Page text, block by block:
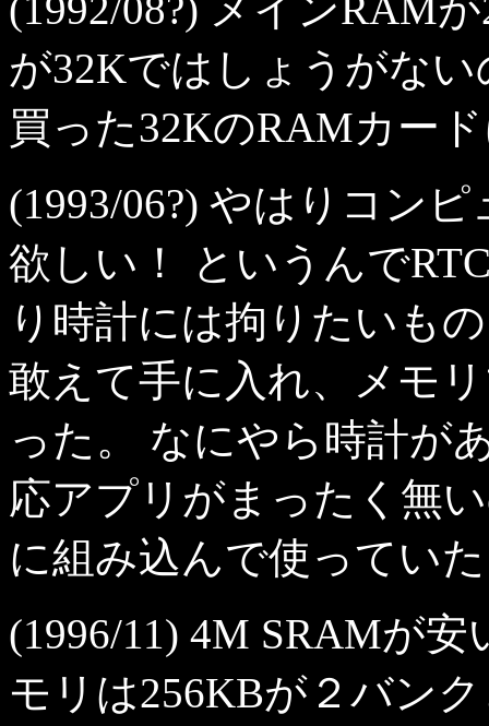
が32Kではしょうがな
買った32KのRAMカー
(1993/06?) やはりコン
欲しい！ というんで
り時計には拘りたいも
敢えて手に入れ、メモ
った。 なにやら時計が
応アプリがまったく無
に組み込んで使ってい
(1996/11) 4M SRAMが
モリは256KBが２バン